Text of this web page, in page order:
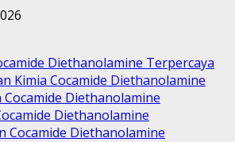
Diethanolamine Terpercaya
Kimia Cocamide Diethanolamine
Cocamide Diethanolamine
Diethanolamine
Cocamide Diethanolamine